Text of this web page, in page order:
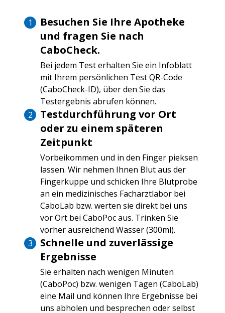
Besuchen Sie Ihre Apotheke
und fragen Sie nach
CaboCheck.
Bei jedem Test erhalten Sie ein Infoblatt
mit Ihrem persönlichen Test QR-Code
(CaboCheck-ID), über den Sie das
Testergebnis abrufen können.
Testdurchführung vor Ort
oder zu einem späteren
Zeitpunkt
Vorbeikommen und in den Finger pieksen
lassen. Wir nehmen Ihnen Blut aus der
Fingerkuppe und schicken Ihre Blutprobe
an ein medizinisches Facharztlabor bei
CaboLab bzw. werten sie direkt bei uns
vor Ort bei CaboPoc aus. Trinken Sie
vorher ausreichend Wasser (300ml).
Schnelle und zuverlässige
Ergebnisse
Sie erhalten nach wenigen Minuten
(CaboPoc) bzw. wenigen Tagen (CaboLab)
eine Mail und können Ihre Ergebnisse bei
uns abholen und besprechen oder selbst